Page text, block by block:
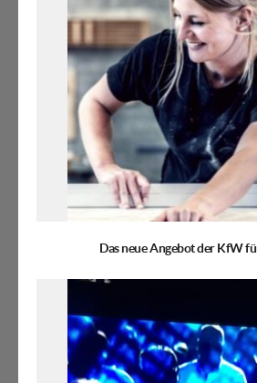
Das neue Angebot der KfW